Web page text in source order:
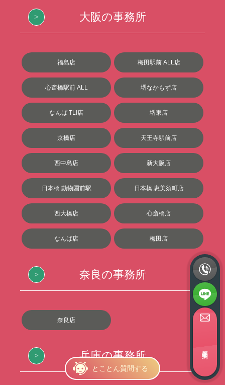
とことん質問する
大阪の事務所
福島店 梅田駅前 ALL店
心斎橋駅前 ALL 堺なかもず店
なんば TLI店 堺東店
京橋店 天王寺駅前店
西中島店 新大阪店
日本橋 動物園前駅 日本橋 恵美須町店
西大橋店 心斎橋店
なんば店 梅田店
奈良の事務所
奈良店
兵庫の事務所